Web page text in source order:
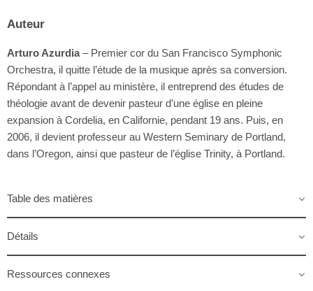
Auteur
Arturo Azurdia– Premier cor du San Francisco Symphonic
Orchestra, il quitte l’étude de la musique après sa conversion.
Répondant à l’appel au ministère, il entreprend des études de
théologie avant de devenir pasteur d’une église en pleine
expansion à Cordelia, en Californie, pendant 19 ans. Puis, en
2006, il devient professeur au Western Seminary de Portland,
dans l’Oregon, ainsi que pasteur de l’église Trinity, à Portland.
Table des matières
Détails
Ressources connexes